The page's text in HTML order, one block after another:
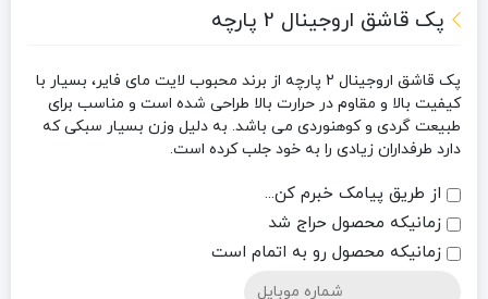
پک قاشق اروجینال 2 پارچه
پک قاشق اروجینال 2 پارچه از برند محبوب لایت مای فایر، بسیار با
کیفیت بالا و مقاوم در حرارت بالا طراحی شده است و مناسب برای
طبیعت گردی و کوهنوردی می باشد. به دلیل وزن بسیار سبکی که
دارد طرفداران زیادی را به خود جلب کرده است.
از طریق پیامک خبرم کن...
زمانیکه محصول حراج شد
زمانیکه محصول رو به اتمام است